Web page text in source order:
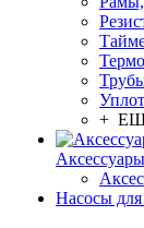
+
Аксессуары
Насосы для